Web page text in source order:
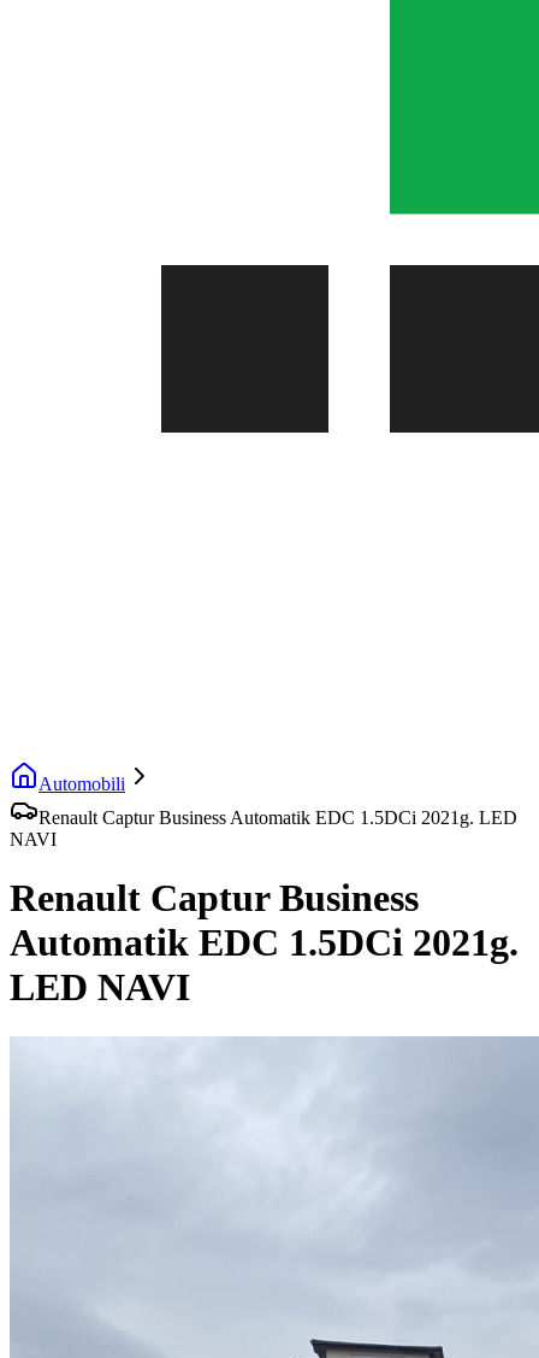
Automobili
Renault Captur Business Automatik EDC 1.5DCi 2021g. LED
NAVI
Renault Captur Business
Automatik EDC 1.5DCi 2021g.
LED NAVI